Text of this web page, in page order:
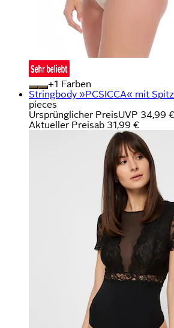
+
Farben
Stringbody »PCSICCA« mit
pieces
Ursprünglicher PreisUVP 34,99 €
Aktueller Preisab 31,99 €